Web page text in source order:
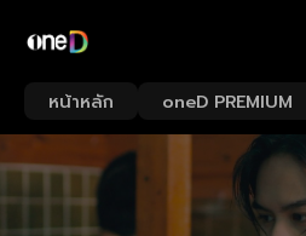
หน้าหลัก oneD PREMIUM